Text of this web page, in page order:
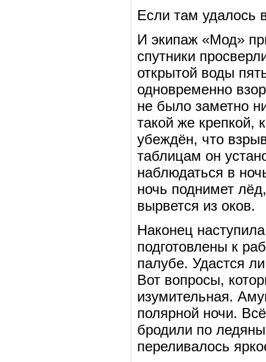
Если там удалось
И экипаж «Мод»
спутники
открытой воды
одновременно
не было заметно
такой же
убеждён, что
таблицам он
наблюдаться в
ночь поднимет
вырвется из оков.
Наконец
подготовлены к
палубе. Удастся
Вот вопросы,
изумительная.
полярной ночи.
бродили по
переливалось